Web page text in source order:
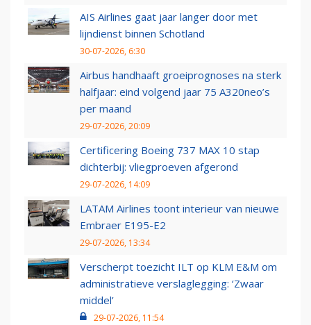
AIS Airlines gaat jaar langer door met
lijndienst binnen Schotland
30-07-2026, 6:30
Airbus handhaaft groeiprognoses na sterk
halfjaar: eind volgend jaar 75 A320neo’s
per maand
29-07-2026, 20:09
Certificering Boeing 737 MAX 10 stap
dichterbij: vliegproeven afgerond
29-07-2026, 14:09
LATAM Airlines toont interieur van nieuwe
Embraer E195-E2
29-07-2026, 13:34
Verscherpt toezicht ILT op KLM E&M om
administratieve verslaglegging: ‘Zwaar
middel’
29-07-2026, 11:54